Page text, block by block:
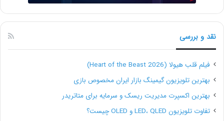
کار فریلنسری احتمالاً نامنظم است، به این معنا که ممکن
است شما چندین ماه پروژه‌های زیادی داشته باشید و چند
ماه یا چند هفته هیچ پروژه‌ای نگیرید. بنابراین نباید انتظار
داشته باشید که مثل یک کارمن، درآمد ثابتی داشته باشید.
البته ممکن است در ماه‌هایی درآمد خیلی بیشتری نسبت به
کارمندان داشته باشید، اما بعضی از ماه‌ها هم ممکن است
نقد و بررسی
فیلم قلب هیولا (Heart of the Beast 2026)
بهترین تلویزیون گیمینگ بازار ایران مخصوص بازی
بهترین اکسپرت مدیریت ریسک و سرمایه برای متاتریدر
تفاوت تلویزیون LED، QLED و OLED چیست؟